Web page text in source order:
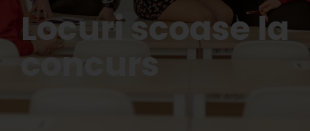
Locuri scoase la
concurs